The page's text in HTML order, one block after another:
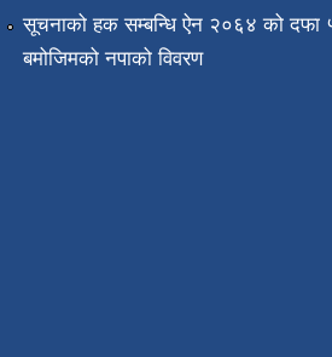
सूचनाको हक सम्बन्धि ऐन २०६४ को दफा
बमोजिमको नपाको विवरण